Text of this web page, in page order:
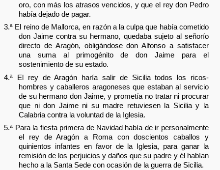
oro, con más los atrasos vencidos, y que el rey don Pedro
había dejado de pagar.
3.ª El reino de Mallorca, en razón a la culpa que había cometido
don Jaime contra su hermano, quedaba sujeto al señorío
directo de Aragón, obligándose don Alfonso a satisfacer
una suma al primogénito de don Jaime para el
sostenimiento de su estado.
4.ª El rey de Aragón haría salir de Sicilia todos los ricos-
hombres y caballeros aragoneses que estaban al servicio
de su hermano don Jaime, y prometía no tratar ni procurar
que ni don Jaime ni su madre retuviesen la Sicilia y la
Calabria contra la voluntad de la Iglesia.
5.ª Para la fiesta primera de Navidad había de ir personalmente
el rey de Aragón a Roma con doscientos caballos y
quinientos infantes en favor de la Iglesia, para ganar la
remisión de los perjuicios y daños que su padre y él habían
hecho a la Santa Sede con ocasión de la guerra de Sicilia.